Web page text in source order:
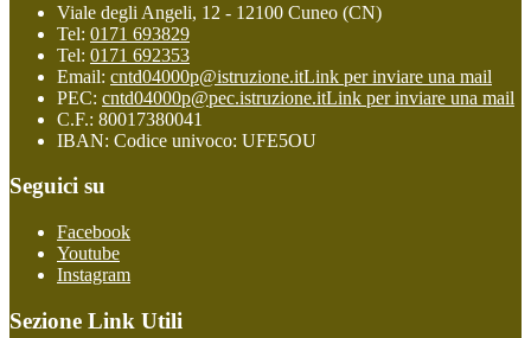
Viale degli Angeli, 12 - 12100 Cuneo (CN)
Tel: 0171 693829
Tel: 0171 692353
Email: cntd04000p@istruzione.itLink per inviare una mail
PEC: cntd04000p@pec.istruzione.itLink per inviare una mail
C.F.: 80017380041
IBAN: Codice univoco: UFE5OU
Seguici su
Facebook
Youtube
Instagram
Sezione Link Utili